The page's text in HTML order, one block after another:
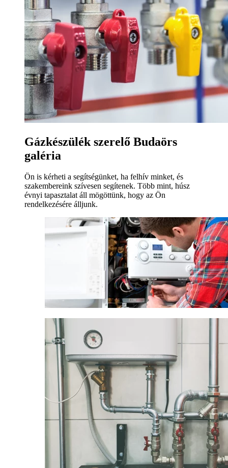
Gázkészülék szerelő Budaörs
galéria
Ön is kérheti a segítségünket, ha felhív minket, és
szakembereink szívesen segítenek. Több mint, húsz
évnyi tapasztalat áll mögöttünk, hogy az Ön
rendelkezésére álljunk.